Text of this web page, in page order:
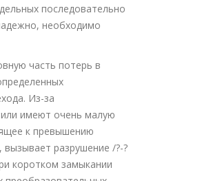
последовательно
необходимо
часть потерь в
Из-за
имеют очень малую
к превышению
разрушение /?-?
коротком замыкании